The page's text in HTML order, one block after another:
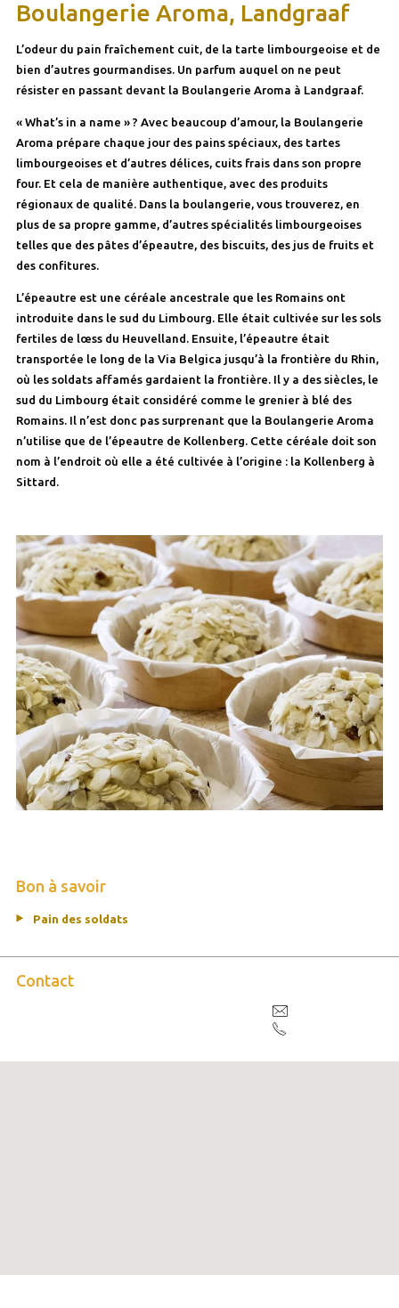
Boulangerie Aroma, Landgraaf
L’odeur du pain fraîchement cuit, de la tarte limbourgeoise et de
bien d’autres gourmandises. Un parfum auquel on ne peut
résister en passant devant la Boulangerie Aroma à Landgraaf.
« What’s in a name » ? Avec beaucoup d’amour, la Boulangerie
Aroma prépare chaque jour des pains spéciaux, des tartes
limbourgeoises et d’autres délices, cuits frais dans son propre
four. Et cela de manière authentique, avec des produits
régionaux de qualité. Dans la boulangerie, vous trouverez, en
plus de sa propre gamme, d’autres spécialités limbourgeoises
telles que des pâtes d’épeautre, des biscuits, des jus de fruits et
des confitures.
L’épeautre est une céréale ancestrale que les Romains ont
introduite dans le sud du Limbourg. Elle était cultivée sur les sols
fertiles de lœss du Heuvelland. Ensuite, l’épeautre était
transportée le long de la Via Belgica jusqu’à la frontière du Rhin,
où les soldats affamés gardaient la frontière. Il y a des siècles, le
sud du Limbourg était considéré comme le grenier à blé des
Romains. Il n’est donc pas surprenant que la Boulangerie Aroma
n’utilise que de l’épeautre de Kollenberg. Cette céréale doit son
nom à l’endroit où elle a été cultivée à l’origine : la Kollenberg à
Sittard.
Bon à savoir
Pain des soldats
Contact